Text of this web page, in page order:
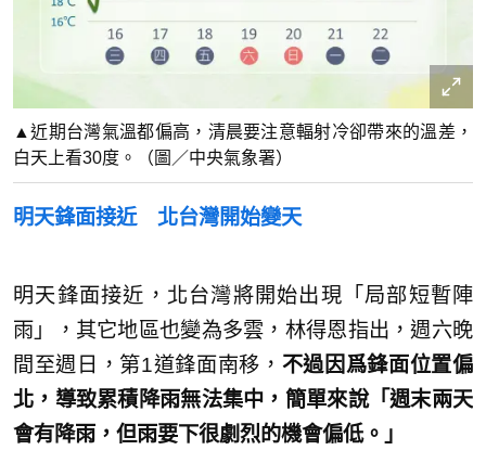
▲近期台灣氣溫都偏高，清晨要注意輻射冷卻帶來的溫差，
白天上看30度。（圖／中央氣象署）
明天鋒面接近 北台灣開始變天
明天鋒面接近，北台灣將開始出現「局部短暫陣
雨」，其它地區也變為多雲，林得恩指出，週六晚
間至週日，第1道鋒面南移， 不過因爲鋒面位置偏
北，導致累積降雨無法集中，簡單來說「週末兩天
會有降雨，但雨要下很劇烈的機會偏低。」